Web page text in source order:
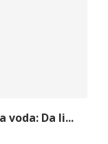
voda: Da li...